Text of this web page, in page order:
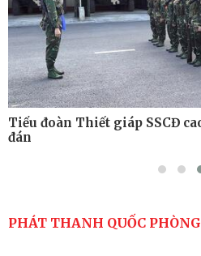
Tiểu đoàn Thiết giáp SSCĐ
đán
PHÁT THANH QUỐC